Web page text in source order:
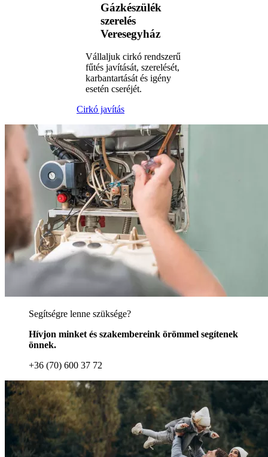
Gázkészülék
szerelés
Veresegyház
Vállaljuk cirkó rendszerű
fűtés javítását, szerelését,
karbantartását és igény
esetén cseréjét.
Cirkó javítás
Segítségre lenne szüksége?
Hívjon minket és szakembereink örömmel segítenek
önnek.
+36 (70) 600 37 72